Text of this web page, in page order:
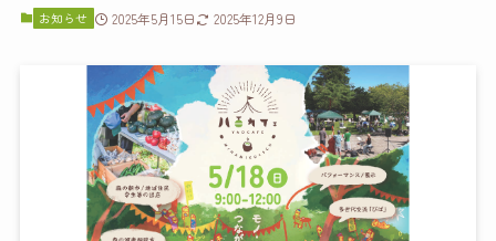
お知らせ 2025年5月15日 2025年12月9日